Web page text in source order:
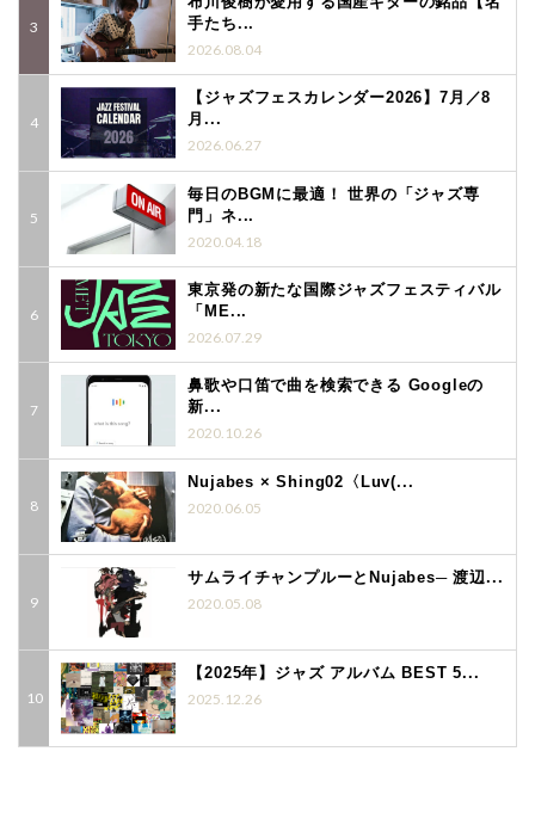
手たち...
2026.08.04
【ジャズフェスカレンダー2026】7月／8
月...
2026.06.27
毎日のBGMに最適！ 世界の「ジャズ専
門」ネ...
2020.04.18
東京発の新たな国際ジャズフェスティバル
「ME...
2026.07.29
鼻歌や口笛で曲を検索できる Googleの
新...
2020.10.26
Nujabes × Shing02〈Luv(...
2020.06.05
サムライチャンプルーとNujabes─ 渡辺...
2020.05.08
【2025年】ジャズ アルバム BEST 5...
2025.12.26